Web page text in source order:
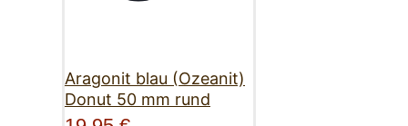
Aragonit blau (Ozeanit)
Donut 50 mm rund